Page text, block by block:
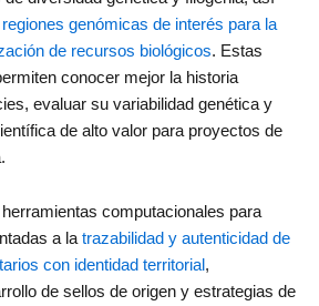
genómicas de interés para la
de recursos biológicos. Estas
conocer mejor la historia
evaluar su variabilidad genética y
de alto valor para proyectos de
computacionales para
a latrazabilidad y autenticidad de
con identidad territorial,
de sellos de origen y estrategias de